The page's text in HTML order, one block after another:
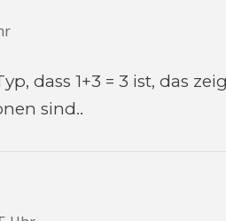
dass 1+3 = 3 ist, das
sind..